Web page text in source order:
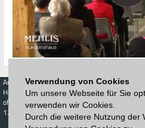
Verwendung von Cookies
Um unsere Webseite für Sie
verwenden wir Cookies.
Durch die weitere Nutzung der
Auctions
Highest acceptance
of bids
123. Auktion
Schedule
Buy
Live-Auction
Calendar